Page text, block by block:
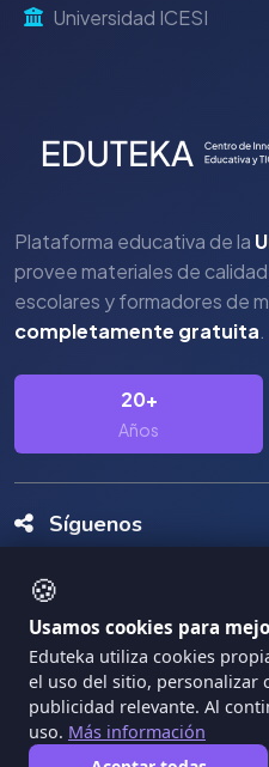
🍪
Usamos cookies para
Eduteka utiliza cookies
el uso del sitio, personalizar
publicidad relevante. Al
uso. Más información
Universidad ICESI
Plataforma educativa de la
provee materiales de
escolares y formadores de
completamente gratuita.
20+
Años
Síguenos
Copyright Eduteka 2001-
Términos de